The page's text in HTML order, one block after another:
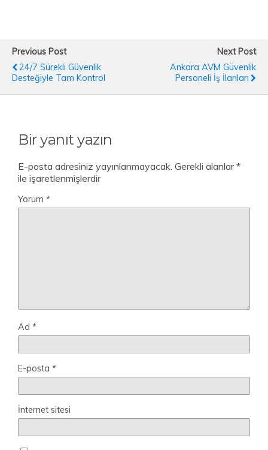
Previous Post
24/7 Sürekli Güvenlik
Desteğiyle Tam Kontrol
Next Post
Ankara AVM Güvenlik
Personeli İş İlanları
Bir yanıt yazın
E-posta adresiniz yayınlanmayacak. Gerekli alanlar*
ile işaretlenmişlerdir
Yorum *
Ad *
E-posta *
İnternet sitesi